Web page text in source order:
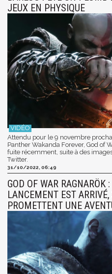
JEUX EN PHYSIQUE
Attendu pour le 9 novembre
Panther Wakanda Forever, God of
fuite récemment, suite à des
Twitter.
31/10/2022, 06:49
GOD OF WAR RAGNARÖK
LANCEMENT EST
PROMETTENT UNE